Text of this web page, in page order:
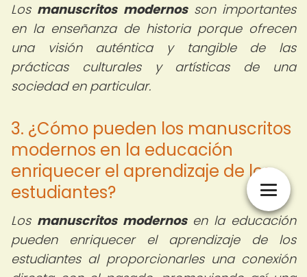
Los manuscritos modernosson importantes
en la enseñanza de historia porque ofrecen
una visión auténtica y tangible de las
prácticas culturales y artísticas de una
sociedad en particular.
3. ¿Cómo pueden los manuscritos
modernos en la educación
enriquecer el aprendizaje de los
estudiantes?
Los manuscritos modernosen la educación
pueden enriquecer el aprendizaje de los
estudiantes al proporcionarles una conexión